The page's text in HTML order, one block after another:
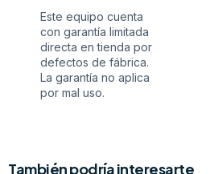
Este equipo cuenta
con garantía limitada
directa en tienda por
defectos de fábrica.
La garantía no aplica
por mal uso.
También podría interesarte